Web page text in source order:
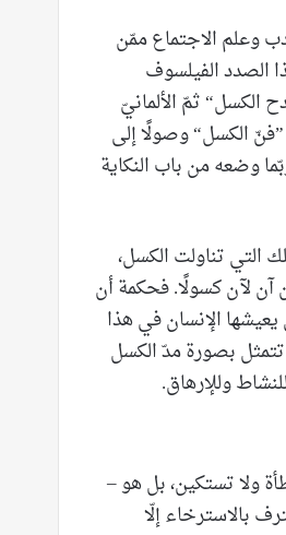
وعلم الاجتماع ممّن
الصدد الفيلسوف
الكسل“ ثمّ الألمانيّ
الكسل“ وصولًا إلى
وضعه من باب النكاية
التي تناولت الكسل،
آن لآن كسولًا. فحكمة أن
الإنسان في هذا
تتمثل بصورة مدّ الكسل
وللإرهاق.
ولا تستكين، بل هو –
بالاسترخاء إلّا